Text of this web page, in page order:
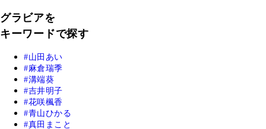
グラビアを
キーワードで探す
山田あい
麻倉瑞季
溝端葵
吉井明子
花咲楓香
青山ひかる
真田まこと